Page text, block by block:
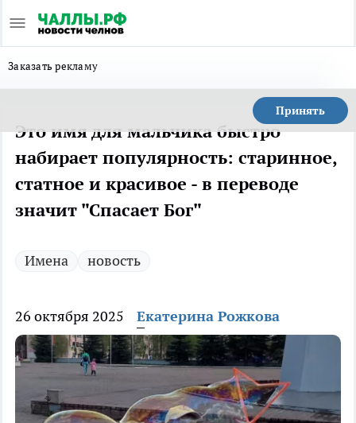
Заказать рекламу
Принять
Это имя для мальчика быстро
набирает популярность: старинное,
статное и красивое - в переводе
значит "Спасает Бог"
Имена новость
26 октября 2025 Екатерина Рожкова